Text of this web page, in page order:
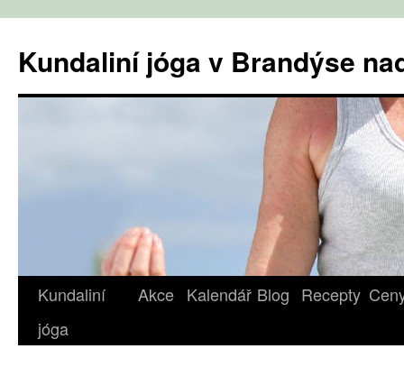
obsahu
webu
Kundaliní jóga v Brandýse
Kundaliní
jóga
Akce Kalendář Blog Recepty